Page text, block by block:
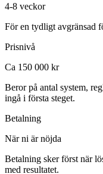
4-8 veckor
För en tydligt avgränsad
Prisnivå
Ca 150 000 kr
Beror på antal system,
ingå i första steget.
Betalning
När ni är nöjda
Betalning sker först när
med resultatet.